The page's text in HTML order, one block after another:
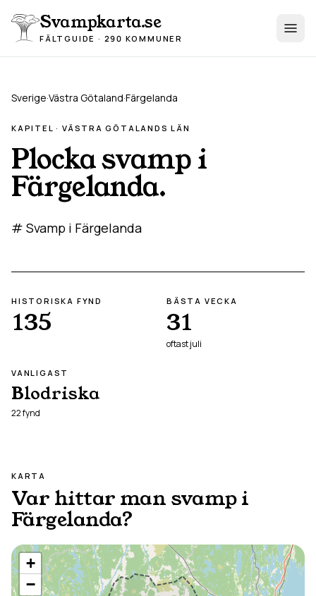
Svampkarta.se
FÄLTGUIDE · 290 KOMMUNER
Sverige·Västra Götaland·Färgelanda
KAPITEL · VÄSTRA GÖTALAND S LÄN
Plocka svamp i
Färgelanda.
# Svamp i Färgelanda
HISTORISKA FYND
135
BÄSTA VECKA
31
oftastjuli
VANLIGAST
Blodriska
22fynd
KARTA
Var hittar man svamp i
Färgelanda?
+
−